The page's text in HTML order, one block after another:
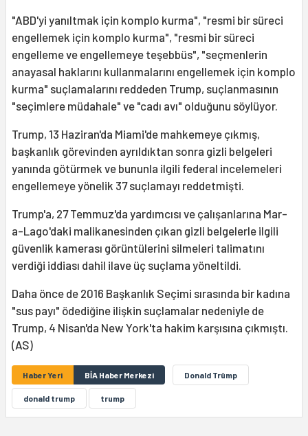
"ABD'yi yanıltmak için komplo kurma", "resmi bir süreci
engellemek için komplo kurma", "resmi bir süreci
engelleme ve engellemeye teşebbüs", "seçmenlerin
anayasal haklarını kullanmalarını engellemek için komplo
kurma" suçlamalarını reddeden Trump, suçlanmasının
"seçimlere müdahale" ve "cadı avı" olduğunu söylüyor.
Trump, 13 Haziran'da Miami'de mahkemeye çıkmış,
başkanlık görevinden ayrıldıktan sonra gizli belgeleri
yanında götürmek ve bununla ilgili federal incelemeleri
engellemeye yönelik 37 suçlamayı reddetmişti.
Trump'a, 27 Temmuz'da yardımcısı ve çalışanlarına Mar-
a-Lago'daki malikanesinden çıkan gizli belgelerle ilgili
güvenlik kamerası görüntülerini silmeleri talimatını
verdiği iddiası dahil ilave üç suçlama yöneltildi.
Daha önce de 2016 Başkanlık Seçimi sırasında bir kadına
"sus payı" ödediğine ilişkin suçlamalar nedeniyle de
Trump, 4 Nisan'da New York'ta hakim karşısına çıkmıştı.
(AS)
Haber Yeri BİA Haber Merkezi Donald Trûmp
donald trump trump